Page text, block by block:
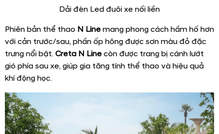
Dải đèn Led đuôi xe nối liền
Phiên bản thể thao N Line mang phong cách hầm hố hơn
với cản trước/sau, phần ốp hông được sơn màu đỏ đặc
trưng nổi bật. Creta N Line còn được trang bị cánh lướt
gió phía sau xe, giúp gia tăng tính thể thao và hiệu quả
khí động học.